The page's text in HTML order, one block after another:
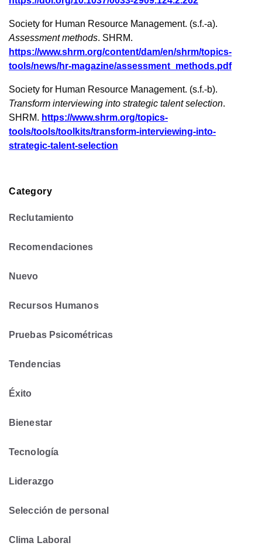
Society for Human Resource Management. (s.f.-a).
Assessment methods. SHRM.
https://www.shrm.org/content/dam/en/shrm/topics-
tools/news/hr-magazine/assessment_methods.pdf
Society for Human Resource Management. (s.f.-b).
Transform interviewing into strategic talent selection.
SHRM. https://www.shrm.org/topics-
tools/tools/toolkits/transform-interviewing-into-
strategic-talent-selection
Category
Reclutamiento
Recomendaciones
Nuevo
Recursos Humanos
Pruebas Psicométricas
Tendencias
Éxito
Bienestar
Tecnología
Liderazgo
Selección de personal
Clima Laboral